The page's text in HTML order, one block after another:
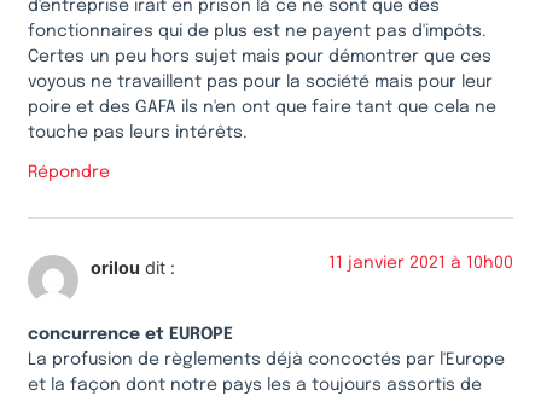
d'entreprise irait en prison là ce ne sont que des
fonctionnaires qui de plus est ne payent pas d'impôts.
Certes un peu hors sujet mais pour démontrer que ces
voyous ne travaillent pas pour la société mais pour leur
poire et des GAFA ils n'en ont que faire tant que cela ne
touche pas leurs intérêts.
Répondre
orilou dit : 11 janvier 2021 à 10h00
concurrence et EUROPE
La profusion de règlements déjà concoctés par l'Europe
et la façon dont notre pays les a toujours assortis de